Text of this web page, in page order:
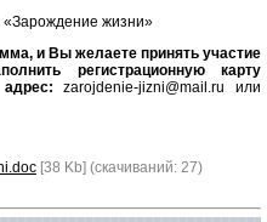
жизни»
и Вы желаете принять участие
регистрационную карту
zarojdenie-jizni@mail.ru или
[38 Kb] (cкачиваний: 27)